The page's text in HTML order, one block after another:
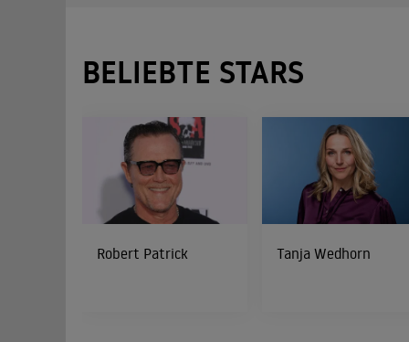
BELIEBTE STARS
Robert Patrick Tanja Wedhorn